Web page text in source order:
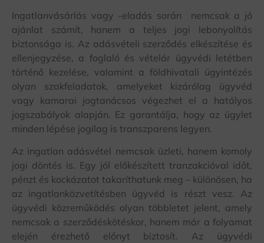
Ingatlanvásárlás vagy -eladás során nemcsak a jó
ajánlat számít, hanem a teljes jogi lebonyolítás
biztonsága is. Az adásvételi szerződés elkészítése és
ellenjegyzése, a foglaló és vételár ügyvédi letétben
történő kezelése, valamint a földhivatali ügyintézés
olyan szakfeladatok, amelyeket kizárólag ügyvéd
vagy kamarai jogtanácsos végezhet el a hatályos
jogszabályok alapján. Ez garantálja, hogy az ügylet
minden lépése jogilag is transzparens legyen.
Az ingatlan adásvétel nemcsak üzleti, hanem komoly
jogi döntés is. Egy jól előkészített tranzakcióval időt,
pénzt és kockázatot takaríthatunk meg – különösen, ha
az ingatlanközvetítésben ügyvéd is részt vesz. Az
ügyvédi közreműködés olyan többletet jelent, amely
nemcsak a szerződéskötéskor, hanem már a folyamat
elején érezhető előnyt biztosít. Az ügyvédi